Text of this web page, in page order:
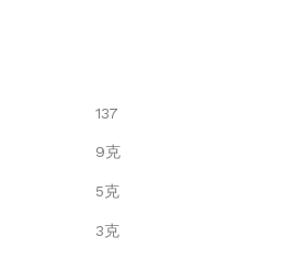
137
9克
5克
3克